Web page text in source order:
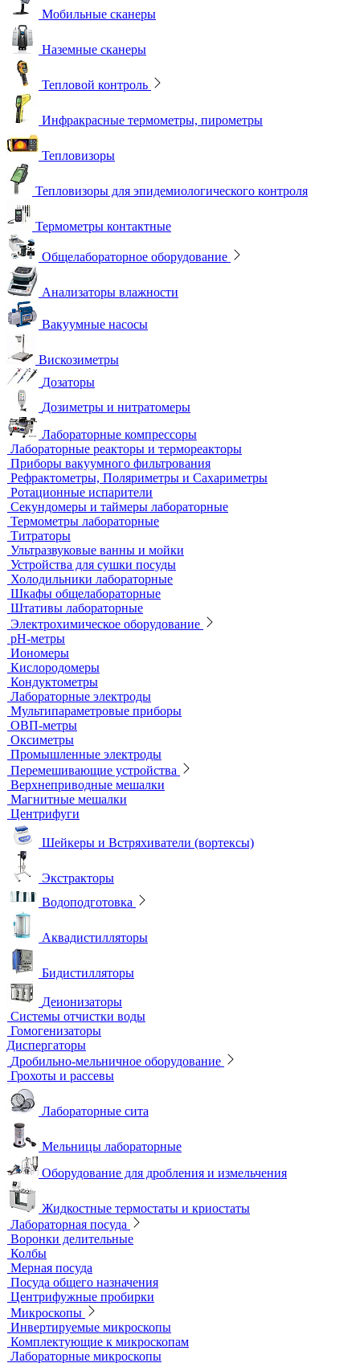
Мобильные сканеры
Наземные сканеры
Тепловой контроль
Инфракрасные термометры, пирометры
Тепловизоры
Тепловизоры для эпидемиологического контроля
Термометры контактные
Общелабораторное оборудование
Анализаторы влажности
Вакуумные насосы
Вискозиметры
Дозаторы
Дозиметры и нитратомеры
Лабораторные компрессоры
Лабораторные реакторы и термореакторы
Приборы вакуумного фильтрования
Рефрактометры, Поляриметры и Сахариметры
Ротационные испарители
Секундомеры и таймеры лабораторные
Термометры лабораторные
Титраторы
Ультразвуковые ванны и мойки
Устройства для сушки посуды
Холодильники лабораторные
Шкафы общелабораторные
Штативы лабораторные
Электрохимическое оборудование
pH-метры
Иономеры
Кислородомеры
Кондуктометры
Лабораторные электроды
Мультипараметровые приборы
ОВП-метры
Оксиметры
Промышленные электроды
Перемешивающие устройства
Верхнеприводные мешалки
Магнитные мешалки
Центрифуги
Шейкеры и Встряхиватели (вортексы)
Экстракторы
Системы отчистки воды
Гомогенизаторы
Диспергаторы
Дробильно-мельничное оборудование
Грохоты и рассевы
Лабораторные сита
Мельницы лабораторные